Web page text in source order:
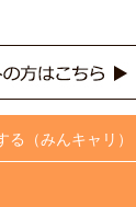
る（みんキャリ）